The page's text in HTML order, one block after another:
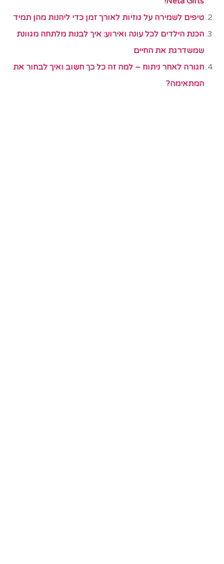
טיפים לשמירה על גוזיות לאורך זמן כדי ליהנות מהן תמיד
הכנת הילדים לכל עונה ואירוע: איך לבנות מלתחה מגוונת
שמשדרגת את החיים
חגורה לאחר ניתוח – למה זה כל כך חשוב ואיך לבחור את
המתאימה?